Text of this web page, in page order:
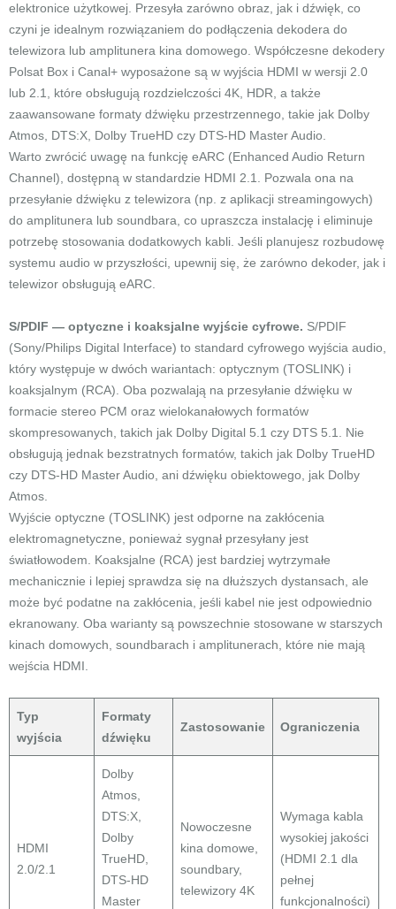
elektronice użytkowej. Przesyła zarówno obraz, jak i dźwięk, co
czyni je idealnym rozwiązaniem do podłączenia dekodera do
telewizora lub amplitunera kina domowego. Współczesne dekodery
Polsat Box i Canal+ wyposażone są w wyjścia HDMI w wersji 2.0
lub 2.1, które obsługują rozdzielczości 4K, HDR, a także
zaawansowane formaty dźwięku przestrzennego, takie jak Dolby
Atmos, DTS:X, Dolby TrueHD czy DTS-HD Master Audio.
Warto zwrócić uwagę na funkcję eARC (Enhanced Audio Return
Channel), dostępną w standardzie HDMI 2.1. Pozwala ona na
przesyłanie dźwięku z telewizora (np. z aplikacji streamingowych)
do amplitunera lub soundbara, co upraszcza instalację i eliminuje
potrzebę stosowania dodatkowych kabli. Jeśli planujesz rozbudowę
systemu audio w przyszłości, upewnij się, że zarówno dekoder, jak i
telewizor obsługują eARC.
S/PDIF — optyczne i koaksjalne wyjście cyfrowe. S/PDIF
(Sony/Philips Digital Interface) to standard cyfrowego wyjścia audio,
który występuje w dwóch wariantach: optycznym (TOSLINK) i
koaksjalnym (RCA). Oba pozwalają na przesyłanie dźwięku w
formacie stereo PCM oraz wielokanałowych formatów
skompresowanych, takich jak Dolby Digital 5.1 czy DTS 5.1. Nie
obsługują jednak bezstratnych formatów, takich jak Dolby TrueHD
czy DTS-HD Master Audio, ani dźwięku obiektowego, jak Dolby
Atmos.
Wyjście optyczne (TOSLINK) jest odporne na zakłócenia
elektromagnetyczne, ponieważ sygnał przesyłany jest
światłowodem. Koaksjalne (RCA) jest bardziej wytrzymałe
mechanicznie i lepiej sprawdza się na dłuższych dystansach, ale
może być podatne na zakłócenia, jeśli kabel nie jest odpowiednio
ekranowany. Oba warianty są powszechnie stosowane w starszych
kinach domowych, soundbarach i amplitunerach, które nie mają
wejścia HDMI.
Typ
wyjścia
Formaty
dźwięku
Zastosowanie Ograniczenia
HDMI
2.0/2.1
Dolby
Atmos,
DTS:X,
Dolby
TrueHD,
DTS-HD
Master
Nowoczesne
kina domowe,
soundbary,
telewizory 4K
Wymaga kabla
wysokiej jakości
(HDMI 2.1 dla
pełnej
funkcjonalności)